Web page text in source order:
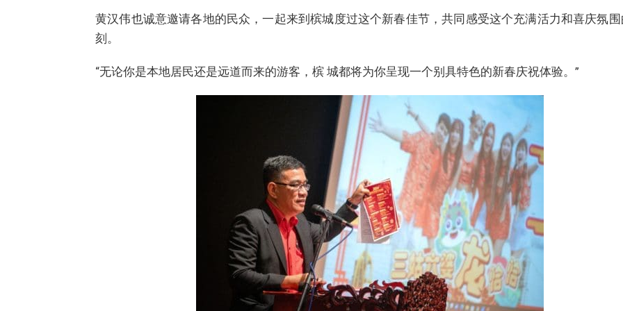
黄汉伟也诚意邀请各地的民众，一起来到槟城度过这个新春佳节，共同感受这个充满活力和喜庆氛
刻。
“无论你是本地居民还是远道而来的游客，槟 城都将为你呈现一个别具特色的新春庆祝体验。”